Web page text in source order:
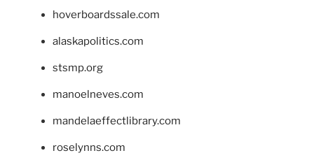
hoverboardssale.com
alaskapolitics.com
stsmp.org
manoelneves.com
mandelaeffectlibrary.com
roselynns.com